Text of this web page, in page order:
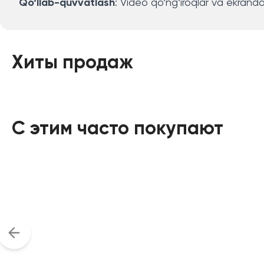
Qo‘llab-quvvatlash: Video qo‘ng‘iroqlar va
Хиты продаж
С этим часто покупают